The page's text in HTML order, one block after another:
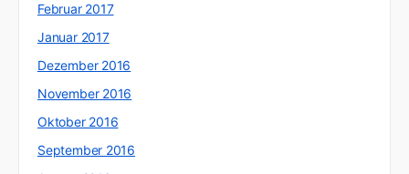
Februar 2017
Januar 2017
Dezember 2016
November 2016
Oktober 2016
September 2016